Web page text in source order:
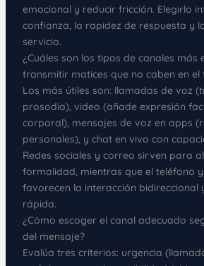
emocional y reducir fricción. Elegirlo
confianza, la rapidez de respuesta y
servicio.
¿Cuáles son los tipos de canales más
transmitir matices que no caben en el
Los más útiles son: llamadas de voz
prosodia), video (añade expresión
corporal), mensajes de voz en apps
personales), y chat en vivo con
Redes sociales y correo sirven para
formalidad, mientras que el teléfono
favorecen la interacción bidireccional
rápida.
¿Cómo escoger el canal adecuado
del mensaje?
Evalúa tres criterios: urgencia